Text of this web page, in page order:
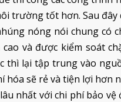
trường tốt hơn. Sau
nóng nói chung có
và được kiểm soát
thì lại tập trung vào
hóa sẽ rẻ và tiện lợi hơn
nhất với chi phí bảo